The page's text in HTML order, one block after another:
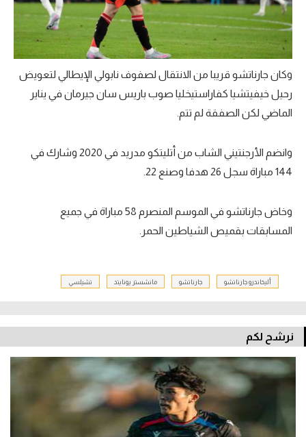
وكان جارناتشو قريبا من الانتقال لصفوف نابولي الإيطالي لتعويض
رحيل خيفيتشيا كفاراستيخليا صوب باريس سان جيرمان في يناير
الماضي لكن الصفقة لم تتم.
وانضم الأرجنتيني الشاب من أتليتكو مدريد في 2020 وشارك في
144 مباراة سجل 26 هدفا وصنع 22.
وخاض جارناتشو في الموسم المنصرم 58 مباراة في جميع
المسابقات بقميص الشياطين الحمر.
أليخاندرو جارناتشو جارناتشو مانشستر يونايتد تشيلسي
نرشح لكم